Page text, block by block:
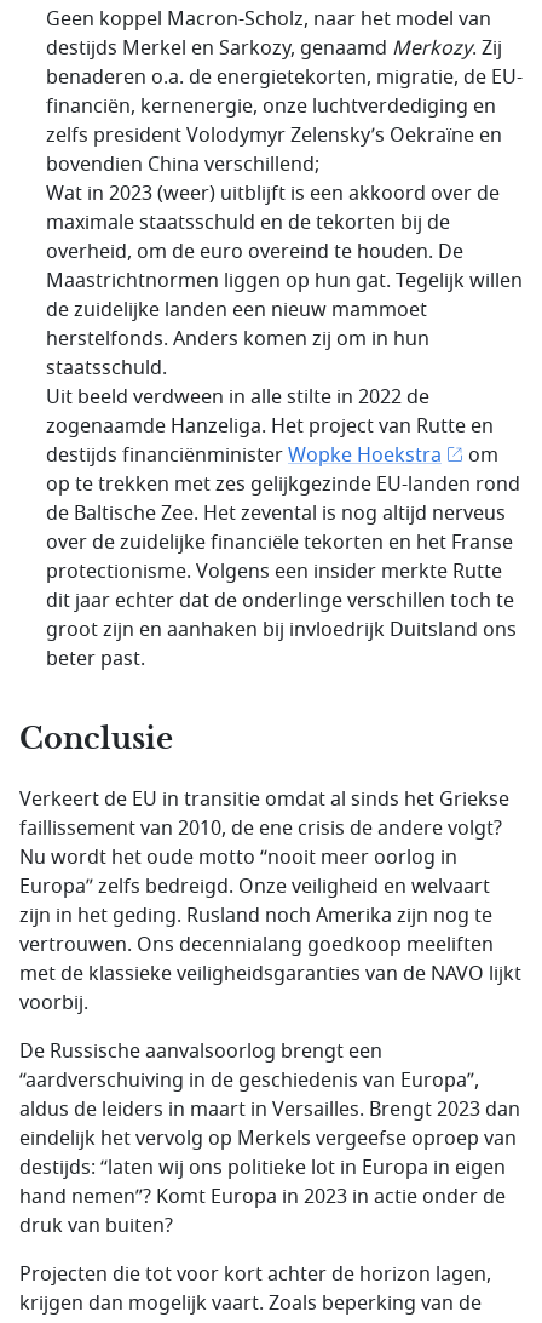
Geen koppel Macron-Scholz, naar het model van
destijds Merkel en Sarkozy, genaamd Merkozy. Zij
benaderen o.a. de energietekorten, migratie, de EU-
financiën, kernenergie, onze luchtverdediging en
zelfs president Volodymyr Zelensky’s Oekraïne en
bovendien China verschillend;
Wat in 2023 (weer) uitblijft is een akkoord over de
maximale staatsschuld en de tekorten bij de
overheid, om de euro overeind te houden. De
Maastrichtnormen liggen op hun gat. Tegelijk willen
de zuidelijke landen een nieuw mammoet
herstelfonds. Anders komen zij om in hun
staatsschuld.
Uit beeld verdween in alle stilte in 2022 de
zogenaamde Hanzeliga. Het project van Rutte en
destijds financiënministerWopke Hoekstra
om
op te trekken met zes gelijkgezinde EU-landen rond
de Baltische Zee. Het zevental is nog altijd nerveus
over de zuidelijke financiële tekorten en het Franse
protectionisme. Volgens een insider merkte Rutte
dit jaar echter dat de onderlinge verschillen toch te
groot zijn en aanhaken bij invloedrijk Duitsland ons
beter past.
Conclusie
Verkeert de EU in transitie omdat al sinds het Griekse
faillissement van 2010, de ene crisis de andere volgt?
Nu wordt het oude motto “nooit meer oorlog in
Europa” zelfs bedreigd. Onze veiligheid en welvaart
zijn in het geding. Rusland noch Amerika zijn nog te
vertrouwen. Ons decennialang goedkoop meeliften
met de klassieke veiligheidsgaranties van de NAVO lijkt
voorbij.
De Russische aanvalsoorlog brengt een
“aardverschuiving in de geschiedenis van Europa”,
aldus de leiders in maart in Versailles. Brengt 2023 dan
eindelijk het vervolg op Merkels vergeefse oproep van
destijds: “laten wij ons politieke lot in Europa in eigen
hand nemen”? Komt Europa in 2023 in actie onder de
druk van buiten?
Projecten die tot voor kort achter de horizon lagen,
krijgen dan mogelijk vaart. Zoals beperking van de